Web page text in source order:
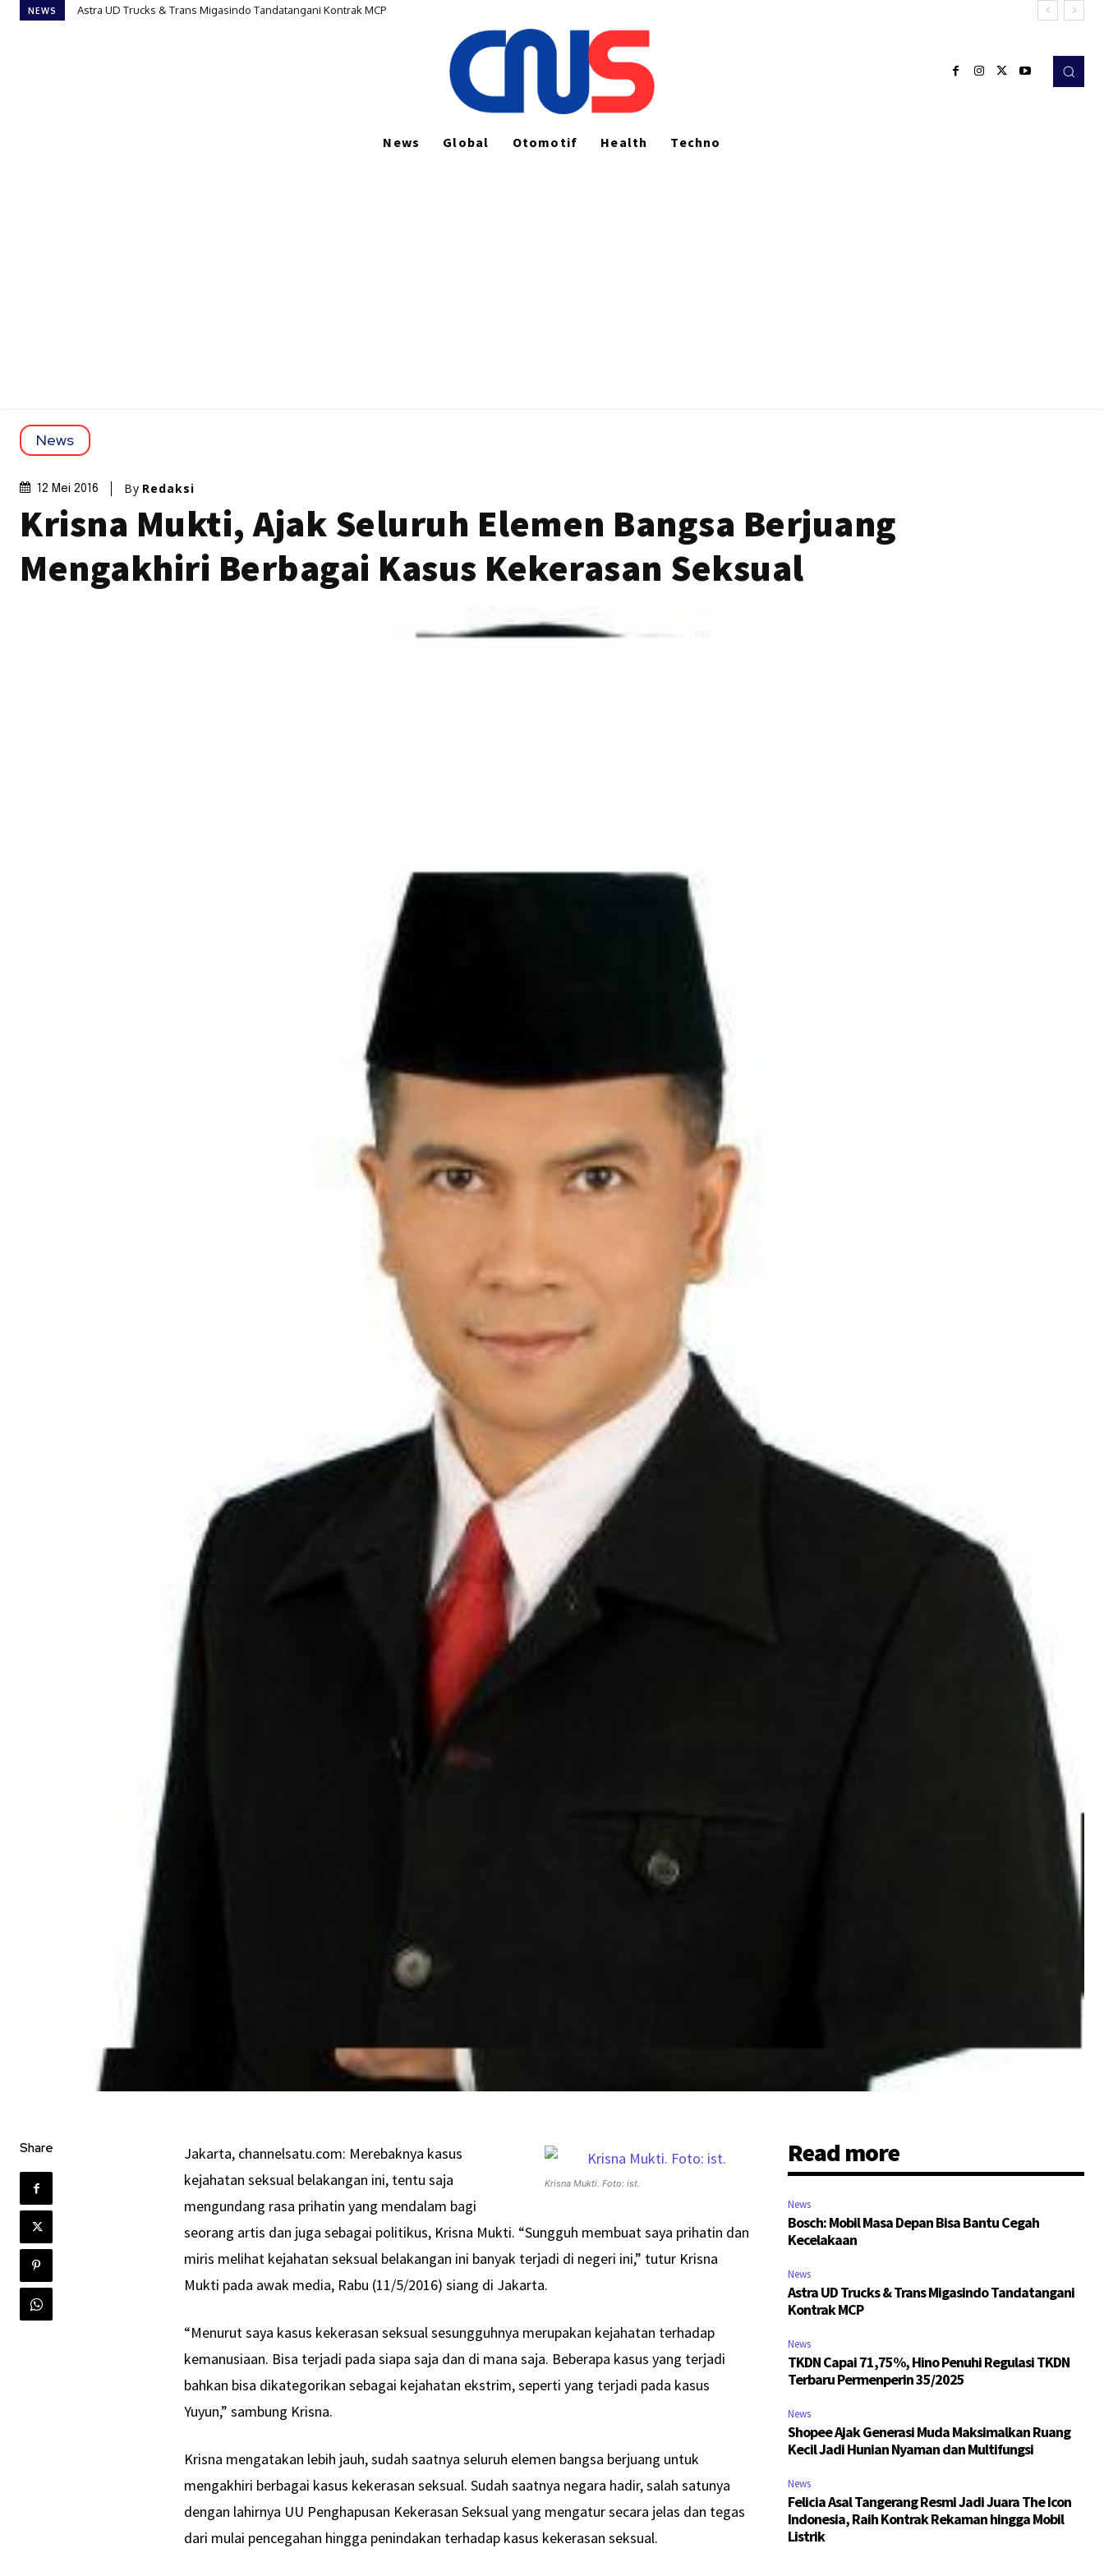
NEWS Astra UD Trucks & Trans Migasindo Tandatangani Kontrak MCP
News Global Otomotif Health Techno
News
12 Mei 2016 By Redaksi
Krisna Mukti, Ajak Seluruh Elemen Bangsa Berjuang
Mengakhiri Berbagai Kasus Kekerasan Seksual
Share
Krisna Mukti. Foto: ist.
Jakarta, channelsatu.com: Merebaknya kasus
kejahatan seksual belakangan ini, tentu saja
mengundang rasa prihatin yang mendalam bagi
seorang artis dan juga sebagai politikus, Krisna Mukti. “Sungguh membuat saya prihatin dan
miris melihat kejahatan seksual belakangan ini banyak terjadi di negeri ini,” tutur Krisna
Mukti pada awak media, Rabu (11/5/2016) siang di Jakarta.
“Menurut saya kasus kekerasan seksual sesungguhnya merupakan kejahatan terhadap
kemanusiaan. Bisa terjadi pada siapa saja dan di mana saja. Beberapa kasus yang terjadi
bahkan bisa dikategorikan sebagai kejahatan ekstrim, seperti yang terjadi pada kasus
Yuyun,” sambung Krisna.
Krisna mengatakan lebih jauh, sudah saatnya seluruh elemen bangsa berjuang untuk
mengakhiri berbagai kasus kekerasan seksual. Sudah saatnya negara hadir, salah satunya
dengan lahirnya UU Penghapusan Kekerasan Seksual yang mengatur secara jelas dan tegas
dari mulai pencegahan hingga penindakan terhadap kasus kekerasan seksual.
Read more
News
Bosch: Mobil Masa Depan Bisa Bantu Cegah
Kecelakaan
News
Astra UD Trucks & Trans Migasindo Tandatangani
Kontrak MCP
News
TKDN Capai 71,75%, Hino Penuhi Regulasi TKDN
Terbaru Permenperin 35/2025
News
Shopee Ajak Generasi Muda Maksimalkan Ruang
Kecil Jadi Hunian Nyaman dan Multifungsi
News
Felicia Asal Tangerang Resmi Jadi Juara The Icon
Indonesia, Raih Kontrak Rekaman hingga Mobil
Listrik